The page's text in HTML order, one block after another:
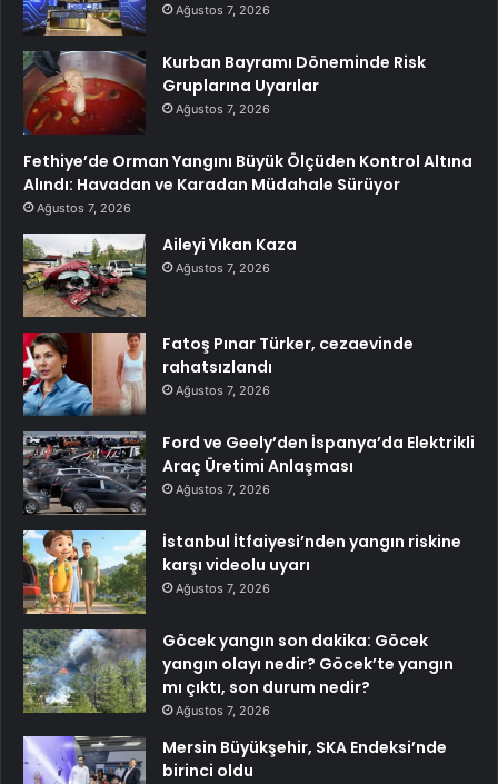
Ağustos 7, 2026
Kurban Bayramı Döneminde Risk
Gruplarına Uyarılar
Ağustos 7, 2026
Fethiye’de Orman Yangını Büyük Ölçüden Kontrol Altına
Alındı: Havadan ve Karadan Müdahale Sürüyor
Ağustos 7, 2026
Aileyi Yıkan Kaza
Ağustos 7, 2026
Fatoş Pınar Türker, cezaevinde
rahatsızlandı
Ağustos 7, 2026
Ford ve Geely’den İspanya’da Elektrikli
Araç Üretimi Anlaşması
Ağustos 7, 2026
İstanbul İtfaiyesi’nden yangın riskine
karşı videolu uyarı
Ağustos 7, 2026
Göcek yangın son dakika: Göcek
yangın olayı nedir? Göcek’te yangın
mı çıktı, son durum nedir?
Ağustos 7, 2026
Mersin Büyükşehir, SKA Endeksi’nde
birinci oldu